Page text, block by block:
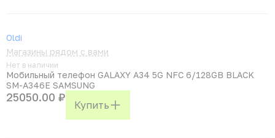
Oldi
Магазины рядом с вами
Нет в наличии
Мобильный телефон GALAXY A34 5G NFC 6/128GB BLACK
SM-A346E SAMSUNG
25050.00 ₽
Купить